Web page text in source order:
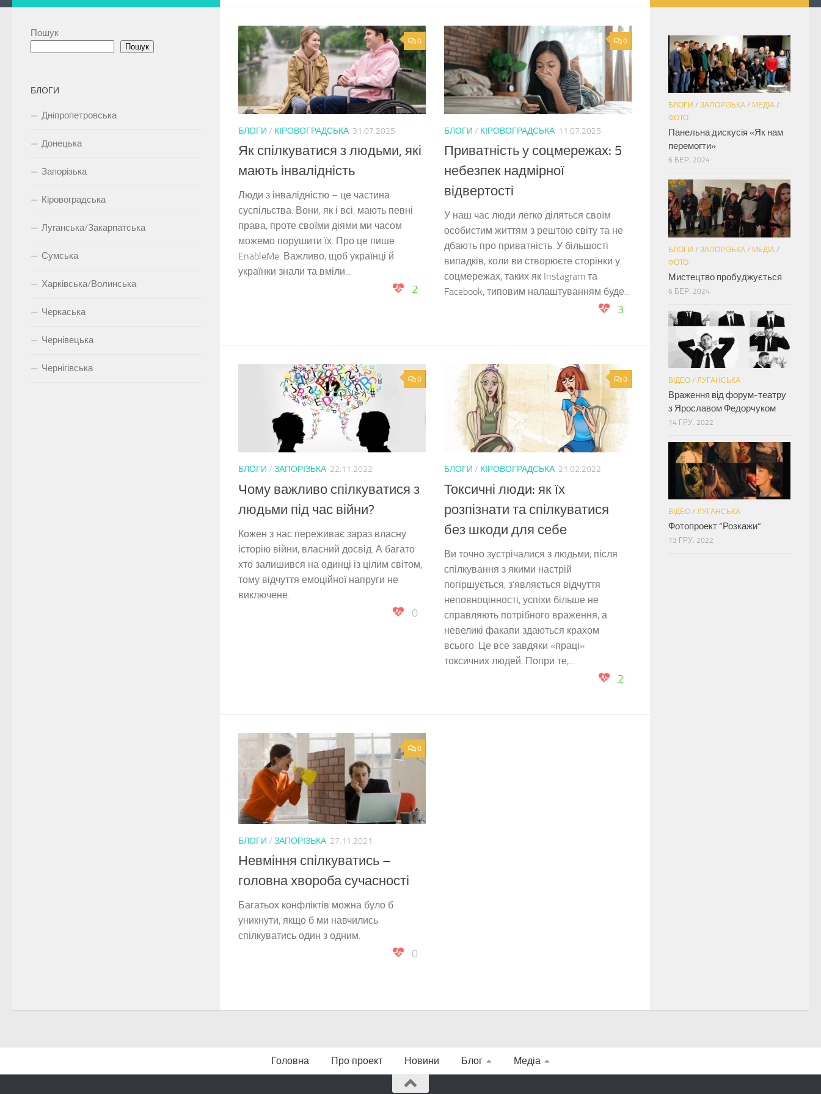
0
БЛОГИ / КІРОВОГРАДСЬКА 31.07.2025
Як спілкуватися з людьми, які
мають інвалідність
Люди з інвалідністю – це частина
суспільства. Вони, як і всі, мають певні
права, проте своїми діями ми часом
можемо порушити їх. Про це пише
EnableMe. Важливо, щоб українці й
українки знали та вміли...
2
0
БЛОГИ / КІРОВОГРАДСЬКА 11.07.2025
Приватність у соцмережах: 5
небезпек надмірної
відвертості
У наш час люди легко діляться своїм
особистим життям з рештою світу та не
дбають про приватність. У більшості
випадків, коли ви створюєте сторінки у
соцмережах, таких як Instagram та
Facebook, типовим налаштуванням буде...
3
0
БЛОГИ / ЗАПОРІЗЬКА 22.11.2022
Чому важливо спілкуватися з
людьми під час війни?
Кожен з нас переживає зараз власну
історію війни, власний досвід. А багато
хто залишився на одинці із цілим світом,
тому відчуття емоційної напруги не
виключене.
0
0
БЛОГИ / КІРОВОГРАДСЬКА 21.02.2022
Токсичні люди: як їх
розпізнати та спілкуватися
без шкоди для себе
Ви точно зустрічалися з людьми, після
спілкування з якими настрій
погіршується, з’являється відчуття
неповноцінності, успіхи більше не
справляють потрібного враження, а
невеликі факапи здаються крахом
всього. Це все завдяки «праці»
токсичних людей. Попри те,...
2
0
БЛОГИ / ЗАПОРІЗЬКА 27.11.2021
Невміння спілкуватись –
головна хвороба сучасності
Багатьох конфліктів можна було б
уникнути, якщо б ми навчились
спілкуватись один з одним.
0
Пошук
Пошук
БЛОГИ
Дніпропетровська
Донецька
Запорізька
Кіровоградська
Луганська/Закарпатська
Сумська
Харківська/Волинська
Черкаська
Чернівецька
Чернігівська
БЛОГИ / ЗАПОРІЗЬКА / МЕДІА /
ФОТО
Панельна дискусія «Як нам
перемогти»
6 БЕР, 2024
БЛОГИ / ЗАПОРІЗЬКА / МЕДІА /
ФОТО
Мистецтво пробуджується
6 БЕР, 2024
ВІДЕО / ЛУГАНСЬКА
Враження від форум-театру
з Ярославом Федорчуком
14 ГРУ, 2022
ВІДЕО / ЛУГАНСЬКА
Фотопроект “Розкажи”
13 ГРУ, 2022
Головна Про проект Новини Блог Медіа